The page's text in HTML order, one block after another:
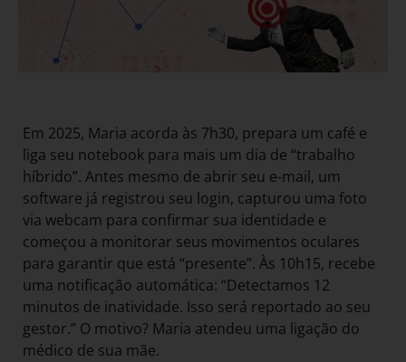
Em 2025, Maria acorda às 7h30, prepara um café e
liga seu notebook para mais um dia de “trabalho
híbrido”. Antes mesmo de abrir seu e-mail, um
software já registrou seu login, capturou uma foto
via webcam para confirmar sua identidade e
começou a monitorar seus movimentos oculares
para garantir que está “presente”. Às 10h15, recebe
uma notificação automática: “Detectamos 12
minutos de inatividade. Isso será reportado ao seu
gestor.” O motivo? Maria atendeu uma ligação do
médico de sua mãe.